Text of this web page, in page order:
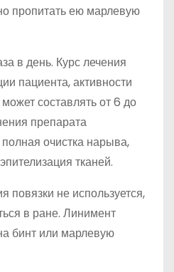
пропитать ею марлевую
в день. Курс лечения
пациента, активности
составлять от 6 до
препарата
очистка нарыва,
тканей.
не используется,
в ране. Линимент
бинт или марлевую